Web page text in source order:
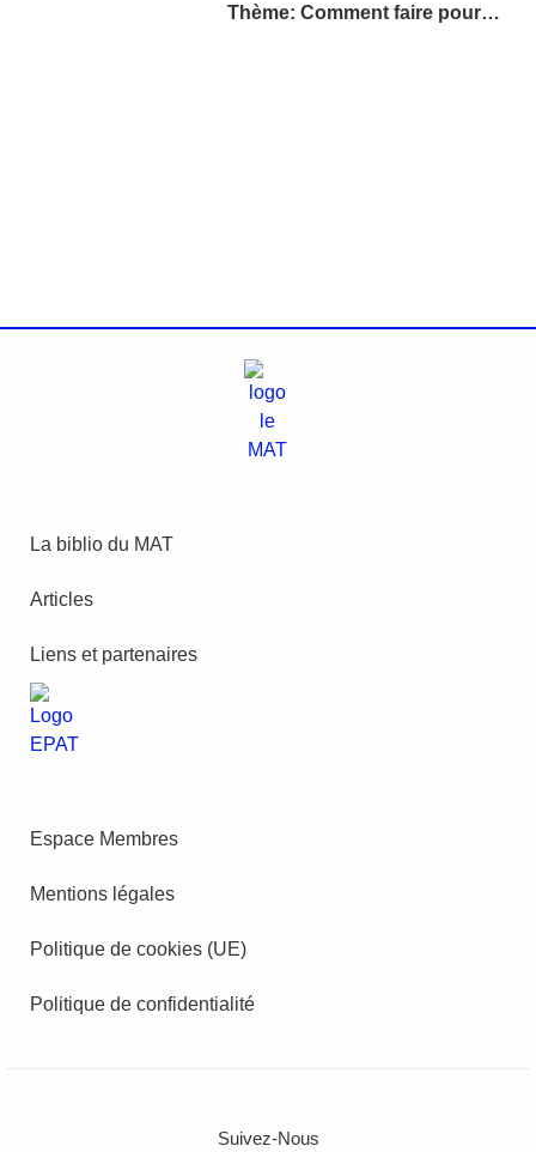
Thème: Comment faire pour…
La biblio du MAT
Articles
Liens et partenaires
Espace Membres
Mentions légales
Politique de cookies (UE)
Politique de confidentialité
Suivez-Nous